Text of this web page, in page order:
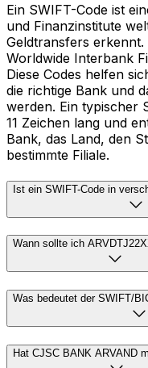
Ein SWIFT-Code ist
und Finanzinstitute
Geldtransfers
Worldwide Interbank
Diese Codes helfen
die richtige Bank und
werden. Ein typischer
11 Zeichen lang und
Bank, das Land, den
bestimmte Filiale.
Ist ein SWIFT-Code in
Wann sollte ich
Was bedeutet der SWIFT/
Hat CJSC BANK ARVAND